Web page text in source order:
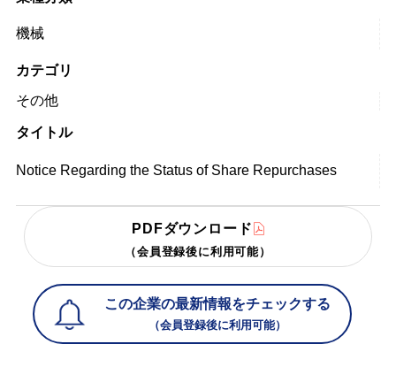
機械
カテゴリ
その他
タイトル
Notice Regarding the Status of Share Repurchases
PDFダウンロード
（会員登録後に利用可能）
この企業の最新情報をチェックする
（会員登録後に利用可能）